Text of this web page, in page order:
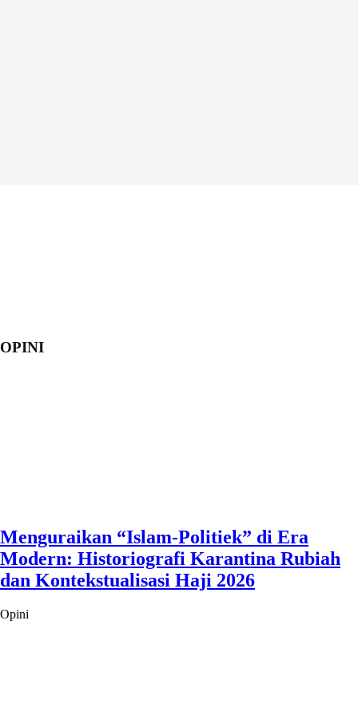
OPINI
Menguraikan “Islam-Politiek” di Era
Modern: Historiografi Karantina Rubiah
dan Kontekstualisasi Haji 2026
Opini